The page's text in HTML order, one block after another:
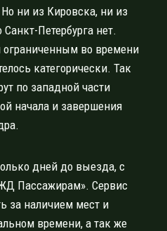
ни из Кировска, ни из
Петербурга нет.
ограниченным во времени
категорически. Так
по западной части
начала и завершения
дней до выезда, с
Пассажирам». Сервис
за наличием мест и
времени, а так же